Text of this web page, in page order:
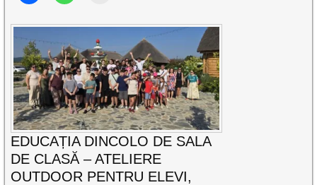
EDUCAȚIA DINCOLO DE SALA
DE CLASĂ – ATELIERE
OUTDOOR PENTRU ELEVI,